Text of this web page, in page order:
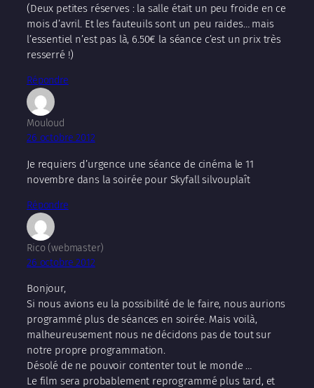
(Deux petites réserves : la salle était un peu froide en ce
mois d’avril. Et les fauteuils sont un peu raides… mais
l’essentiel n’est pas là, 6.50€ la séance c’est un prix très
resserré !)
Répondre
Mouloud
26 octobre 2012
Je requiers d’urgence une séance de cinéma le 11
novembre dans la soirée pour Skyfall silvouplaît
Répondre
Rico (webmaster)
26 octobre 2012
Bonjour,
Si nous avions eu la possibilité de le faire, nous aurions
programmé plus de séances en soirée. Mais voilà,
malheureusement nous ne décidons pas de tout sur
notre propre programmation.
Désolé de ne pouvoir contenter tout le monde …
Le film sera probablement reprogrammé plus tard, et